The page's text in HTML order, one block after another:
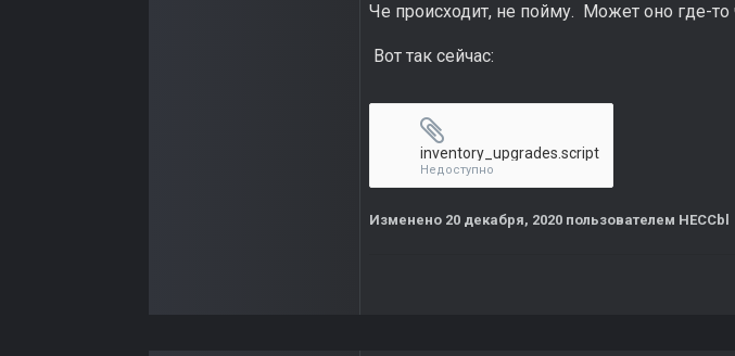
Че происходит, не пойму. Может оно где-то
Вот так сейчас:
inventory_upgrades.script
Недоступно
Изменено 20 декабря, 2020 пользователем HECCbl